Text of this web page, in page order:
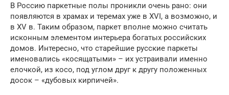
В Россию паркетные полы проникли очень рано: они
появляются в храмах и теремах уже в XVI, а возможно, и
в XV в. Таким образом, паркет вполне можно считать
исконным элементом интерьера богатых российских
домов. Интересно, что старейшие русские паркеты
именовались «косящатыми» – их устраивали именно
елочкой, из косо, под углом друг к другу положенных
досок – «дубовых кирпичей».